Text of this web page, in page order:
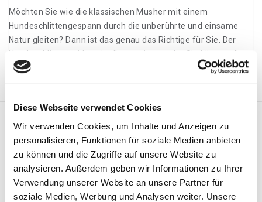
Diese Webseite verwendet Cookies
Wir verwenden Cookies, um Inhalte und Anzeigen zu
personalisieren, Funktionen für soziale Medien anbieten
zu können und die Zugriffe auf unsere Website zu
analysieren. Außerdem geben wir Informationen zu Ihrer
Verwendung unserer Website an unsere Partner für
soziale Medien, Werbung und Analysen weiter. Unsere
Möchten Sie wie die klassischen Musher mit einem
Hundeschlittengespann durch die unberührte und einsame
Natur gleiten? Dann ist das genau das Richtige für Sie. Der
Hundeschlittenguide zeigt Ihnen wie es geht. Sie können die
Fahrt aber auch bequem im Schlitten sitzend genießen.
AUSWÄHLEN